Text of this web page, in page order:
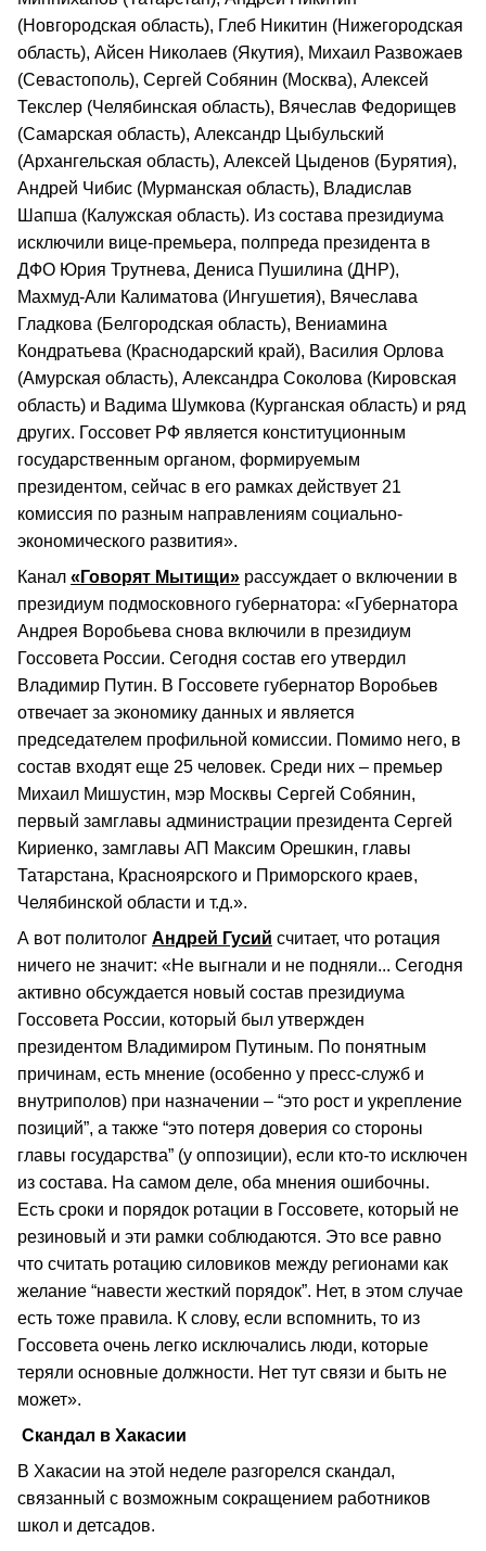
(Новгородская область), Глеб Никитин (Нижегородская
область), Айсен Николаев (Якутия), Михаил Развожаев
(Севастополь), Сергей Собянин (Москва), Алексей
Текслер (Челябинская область), Вячеслав Федорищев
(Самарская область), Александр Цыбульский
(Архангельская область), Алексей Цыденов (Бурятия),
Андрей Чибис (Мурманская область), Владислав
Шапша (Калужская область). Из состава президиума
исключили вице-премьера, полпреда президента в
ДФО Юрия Трутнева, Дениса Пушилина (ДНР),
Махмуд-Али Калиматова (Ингушетия), Вячеслава
Гладкова (Белгородская область), Вениамина
Кондратьева (Краснодарский край), Василия Орлова
(Амурская область), Александра Соколова (Кировская
область) и Вадима Шумкова (Курганская область) и ряд
других. Госсовет РФ является конституционным
государственным органом, формируемым
президентом, сейчас в его рамках действует 21
комиссия по разным направлениям социально-
экономического развития».
Канал «Говорят Мытищи» рассуждает о включении в
президиум подмосковного губернатора: «Губернатора
Андрея Воробьева снова включили в президиум
Госсовета России. Сегодня состав его утвердил
Владимир Путин. В Госсовете губернатор Воробьев
отвечает за экономику данных и является
председателем профильной комиссии. Помимо него, в
состав входят еще 25 человек. Среди них – премьер
Михаил Мишустин, мэр Москвы Сергей Собянин,
первый замглавы администрации президента Сергей
Кириенко, замглавы АП Максим Орешкин, главы
Татарстана, Красноярского и Приморского краев,
Челябинской области и т.д.».
А вот политолог Андрей Гусий считает, что ротация
ничего не значит: «Не выгнали и не подняли... Сегодня
активно обсуждается новый состав президиума
Госсовета России, который был утвержден
президентом Владимиром Путиным. По понятным
причинам, есть мнение (особенно у пресс-служб и
внутриполов) при назначении – “это рост и укрепление
позиций”, а также “это потеря доверия со стороны
главы государства” (у оппозиции), если кто-то исключен
из состава. На самом деле, оба мнения ошибочны.
Есть сроки и порядок ротации в Госсовете, который не
резиновый и эти рамки соблюдаются. Это все равно
что считать ротацию силовиков между регионами как
желание “навести жесткий порядок”. Нет, в этом случае
есть тоже правила. К слову, если вспомнить, то из
Госсовета очень легко исключались люди, которые
теряли основные должности. Нет тут связи и быть не
может».
Скандал в Хакасии
В Хакасии на этой неделе разгорелся скандал,
связанный с возможным сокращением работников
школ и детсадов.